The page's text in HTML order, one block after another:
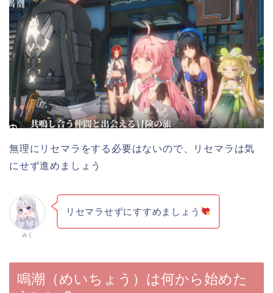
無理にリセマラをする必要はないので、リセマラは気
にせず進めましょう
みく
リセマラせずにすすめましょう
鳴潮（めいちょう）は何から始めた